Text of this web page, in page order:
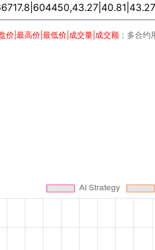
价|最高价|最低价|成交量|成交额 ；多合约